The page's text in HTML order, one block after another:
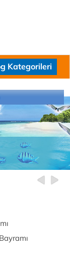
Kategorileri